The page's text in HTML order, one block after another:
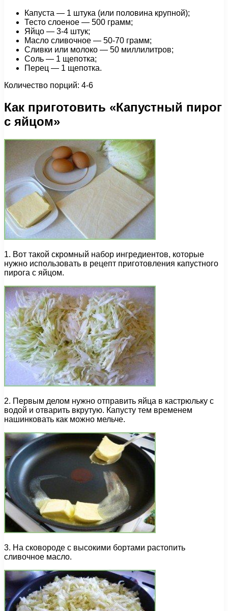
Капуста — 1 штука (или половина крупной);
Тесто слоеное — 500 грамм;
Яйцо — 3-4 штук;
Масло сливочное — 50-70 грамм;
Сливки или молоко — 50 миллилитров;
Соль — 1 щепотка;
Перец — 1 щепотка.
Количество порций: 4-6
Как приготовить «Капустный пирог
с яйцом»
1. Вот такой скромный набор ингредиентов, которые
нужно использовать в рецепт приготовления капустного
пирога с яйцом.
2. Первым делом нужно отправить яйца в кастрюльку с
водой и отварить вкрутую. Капусту тем временем
нашинковать как можно мельче.
3. На сковороде с высокими бортами растопить
сливочное масло.